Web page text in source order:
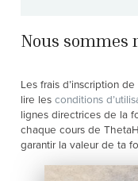
Nous sommes
Les frais d’inscription
lire les conditions
lignes directrices de la
chaque cours de
garantir la valeur de ta